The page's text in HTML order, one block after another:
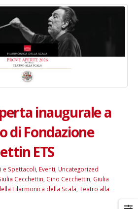
inaugurale a
di Fondazione
ETS
e Spettacoli Eventi Uncategorized
Cecchettin Gino Cecchettin Giulia
Filarmonica della Scala Teatro alla